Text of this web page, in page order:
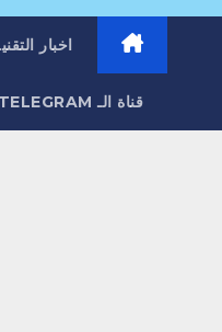
اخبار
قناة الـ TELEGRAM